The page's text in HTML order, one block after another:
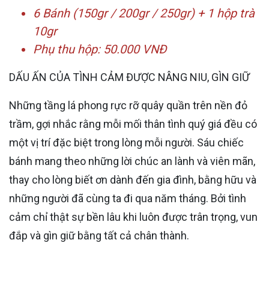
6 Bánh (150gr / 200gr / 250gr) + 1 hộp trà
10gr
Phụ thu hộp: 50.000 VNĐ
DẤU ẤN CỦA TÌNH CẢM ĐƯỢC NÂNG NIU, GÌN GIỮ
Những tầng lá phong rực rỡ quây quần trên nền đỏ
trầm, gợi nhắc rằng mỗi mối thân tình quý giá đều có
một vị trí đặc biệt trong lòng mỗi người. Sáu chiếc
bánh mang theo những lời chúc an lành và viên mãn,
thay cho lòng biết ơn dành đến gia đình, bằng hữu và
những người đã cùng ta đi qua năm tháng. Bởi tình
cảm chỉ thật sự bền lâu khi luôn được trân trọng, vun
đắp và gìn giữ bằng tất cả chân thành.